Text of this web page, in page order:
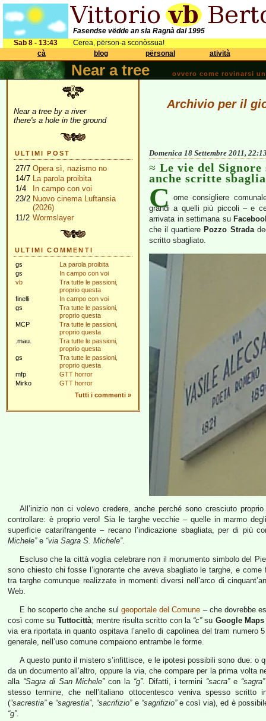
Fasendse vëdde an sla Ragnà dal 1995
Sab 8 - 13:43
Cerea, përson-a sconòssua!
cà
blog përsonal atività
Near a tree ovvero come rovinarsi
Near a tree by a river
there's a hole in the ground
ULTIMI POST
27/7 Opera sì, nazismo no
14/7 La parola proibita
1/4
In campo con voi
23/2 Nuovo cinema Luftansia
(2026)
11/2 Wormslayer
ULTIMI COMMENTI
gs
La parola proibita
gs
In campo con voi
vb
Tra tutte le passioni,
proprio questa
finelli
In campo con voi
gs
Tra tutte le passioni,
proprio questa
MCP
Tra tutte le passioni,
proprio questa
.mau.
Tra tutte le passioni,
proprio questa
gs
Tra tutte le passioni,
proprio questa
mfp
GTT horror
Mirko
GTT horror
Tutti i commenti »
Archivio per il
Domenica 18 Settembre 2011,
Le vie del
anche scritte
C ome consigliere
grandi a quelli più piccoli – e
arrivata in settimana su
che il quartiere Pozzo Strada
scritto sbagliato.
All’inizio non ci volevo credere, anche perché sono cresciuto
controllare: è proprio vero! Sia le targhe vecchie – quelle in marmo
superficie catarifrangente – recano l’indicazione sbagliata, per di più
Michele”e “via Sagra S. Michele”.
Escluso che la città voglia celebrare non il monumento simbolo del
sono chiesto chi fosse l’ignorante che aveva sbagliato le targhe, e
tra targhe comunque realizzate in momenti diversi nell’arco di
Web.
E ho scoperto che anche sul geoportale del Comune – che dovrebbe
così come su Tuttocittà; mentre risulta scritto con la “c”su Google Maps
via era riportata in quanto ospitava l’anello di capolinea del tram numero
generale, nell’uso comune compaiono entrambe le forme.
A questo punto il mistero s’infittisce, e le ipotesi possibili sono due: o
da un documento all’altro, oppure la via, che compare per la prima volta
alla “Sagra di San Michele”con la “g”. Difatti, i termini “sacra”e “sagra”
stesso termine, che nell’italiano ottocentesco veniva spesso scritto
(“sacrestia”e “sagrestia”, “sacrifizio”e “sagrifizio”e così via), ed è
“g”.